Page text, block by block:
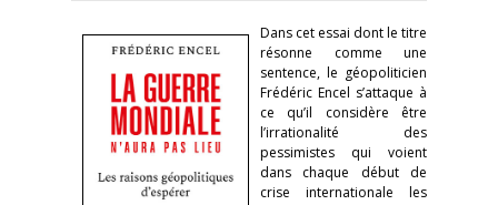
Dans cet essai dont le titre
résonne comme une
sentence, le géopoliticien
Frédéric Encel s’attaque à
ce qu’il considère être
l’irrationalité des
pessimistes qui voient
dans chaque début de
crise internationale les